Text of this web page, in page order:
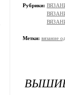
Рубрики:
Метки: вязание